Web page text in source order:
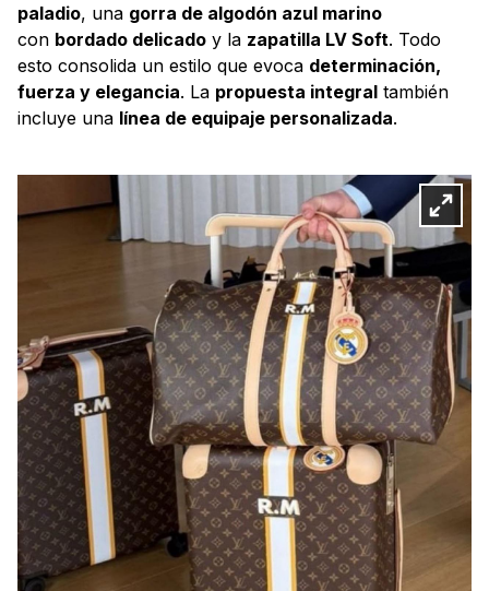
paladio, una gorra de algodón azul marino
con bordado delicado y la zapatilla LV Soft. Todo
esto consolida un estilo que evoca determinación,
fuerza y elegancia. La propuesta integral también
incluye una línea de equipaje personalizada.